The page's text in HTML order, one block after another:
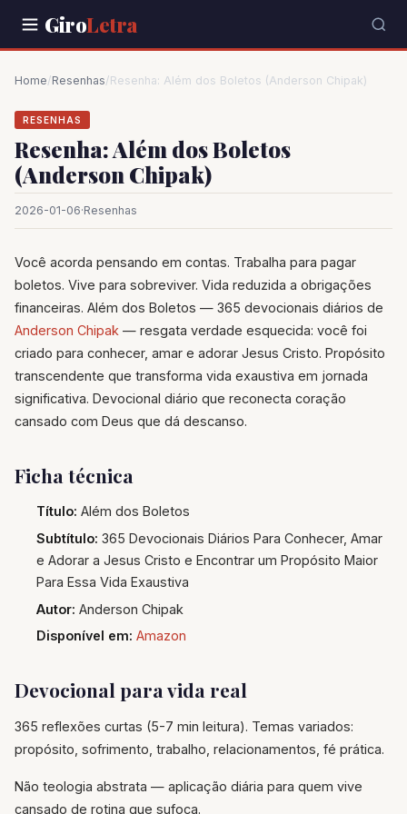
GiroLetra
Home/Resenhas/Resenha: Além dos Boletos (Anderson Chipak)
RESENHAS
Resenha: Além dos Boletos
(Anderson Chipak)
2026-01-06·Resenhas
Você acorda pensando em contas. Trabalha para pagar
boletos. Vive para sobreviver. Vida reduzida a obrigações
financeiras. Além dos Boletos — 365 devocionais diários de
Anderson Chipak — resgata verdade esquecida: você foi
criado para conhecer, amar e adorar Jesus Cristo. Propósito
transcendente que transforma vida exaustiva em jornada
significativa. Devocional diário que reconecta coração
cansado com Deus que dá descanso.
Ficha técnica
Título: Além dos Boletos
Subtítulo: 365 Devocionais Diários Para Conhecer, Amar
e Adorar a Jesus Cristo e Encontrar um Propósito Maior
Para Essa Vida Exaustiva
Autor: Anderson Chipak
Disponível em: Amazon
Devocional para vida real
365 reflexões curtas (5-7 min leitura). Temas variados:
propósito, sofrimento, trabalho, relacionamentos, fé prática.
Não teologia abstrata — aplicação diária para quem vive
cansado de rotina que sufoca.